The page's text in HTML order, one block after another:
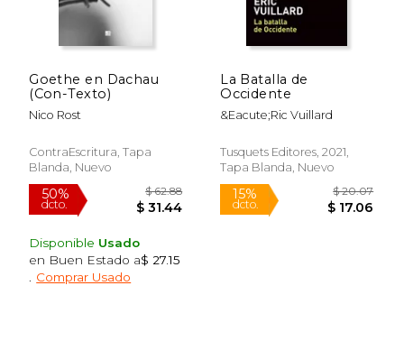
50%
dcto.
$ 71.92
Goethe en Dachau
(Con-Texto)
Nico Rost
ContraEscritura, Tapa
Blanda, Nuevo
Disponible Usado
en Buen Estado a$ 27.15
Comprar Usado
La Batalla de
Occidente
&Eacute;Ric Vuillard
Tusquets Editores, 2021,
Tapa Blanda, Nuevo